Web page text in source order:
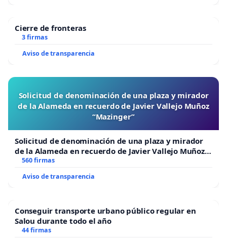
Cierre de fronteras
3 firmas
Aviso de transparencia
Solicitud de denominación de una plaza y mirador
de la Alameda en recuerdo de Javier Vallejo Muñoz
“Mazinger”
Solicitud de denominación de una plaza y mirador
de la Alameda en recuerdo de Javier Vallejo Muñoz
“Mazinger”
560 firmas
Aviso de transparencia
Conseguir transporte urbano público regular en
Salou durante todo el año
44 firmas